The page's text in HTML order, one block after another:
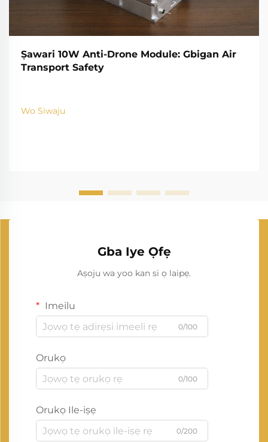
Ṣawari 10W Anti-Drone Module: Gbigan Air
Transport Safety
Wo Siwaju
Gba Iye Ọfẹ
Aṣoju wa yoo kan si ọ laipẹ.
Imeilu
0/100
Orukọ
0/100
Orukọ Ile-iṣẹ
0/200